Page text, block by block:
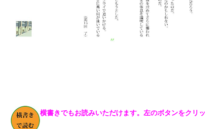
横書きでもお読みいただけます。左のボタンをクリッ